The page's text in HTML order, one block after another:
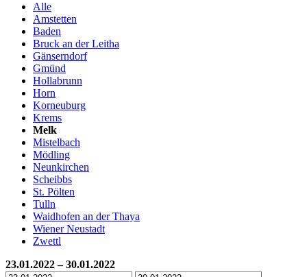
Alle
Amstetten
Baden
Bruck an der Leitha
Gänserndorf
Gmünd
Hollabrunn
Horn
Korneuburg
Krems
Melk
Mistelbach
Mödling
Neunkirchen
Scheibbs
St. Pölten
Tulln
Waidhofen an der Thaya
Wiener Neustadt
Zwettl
23.01.2022 – 30.01.2022